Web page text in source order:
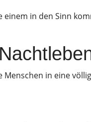
in den Sinn
in eine